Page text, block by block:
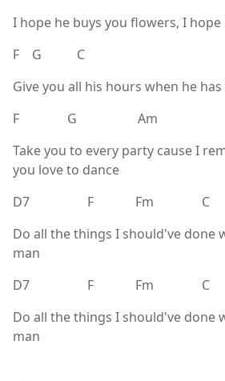
I hope he buys you flowers, I
F G C
Give you all his hours when he
F G Am
Take you to every party cause I
you love to dance
D7 F Fm C
Do all the things I should've done
man
D7 F Fm C
Do all the things I should've done
man